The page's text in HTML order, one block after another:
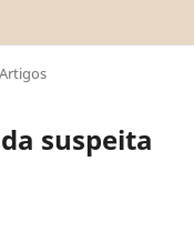
Artigos
suspeita